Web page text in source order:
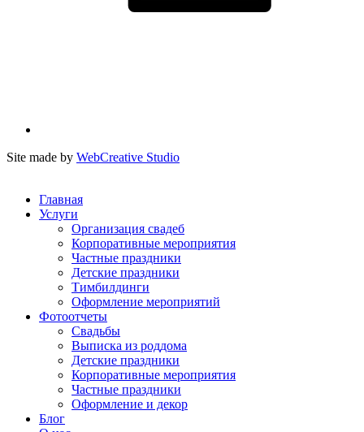
Site made by WebCreative Studio
Главная
Услуги
Организация свадеб
Корпоративные мероприятия
Частные праздники
Детские праздники
Тимбилдинги
Оформление мероприятий
Фотоотчеты
Cвадьбы
Выписка из роддома
Детские праздники
Корпоративные мероприятия
Частные праздники
Оформление и декор
Блог